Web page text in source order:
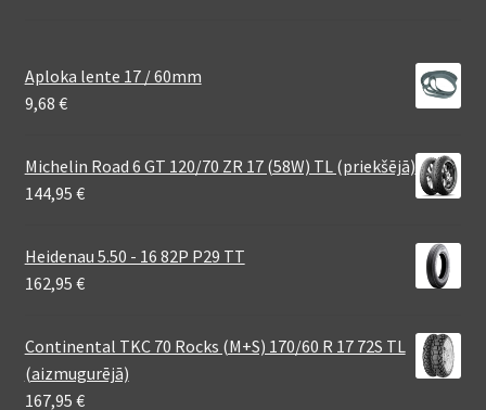
Aploka lente 17 / 60mm
9,68 €
Michelin Road 6 GT 120/70 ZR 17 (58W) TL (priekšējā)
144,95 €
Heidenau 5.50 - 16 82P P29 TT
162,95 €
Continental TKC 70 Rocks (M+S) 170/60 R 17 72S TL
(aizmugurējā)
167,95 €